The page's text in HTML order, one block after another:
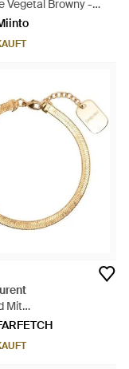
Vegetal Browny -
Mit
- Mettallic